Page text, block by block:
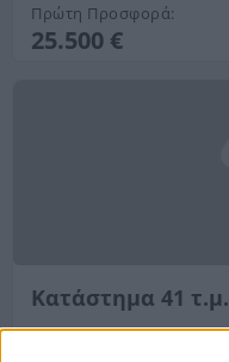
Πρώτη Προσφορά:
25.500 €
Κατάστημα 41 τ.μ.
Ιπποκράτους &